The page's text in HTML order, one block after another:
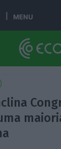
MENU